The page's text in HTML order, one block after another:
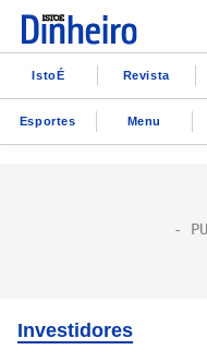
IstoÉ Revista
Esportes Menu
Investidores